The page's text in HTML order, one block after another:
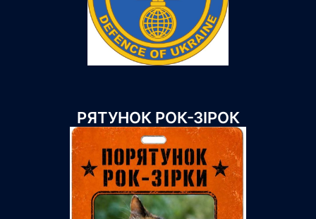
РЯТУНОК РОК-ЗІРОК